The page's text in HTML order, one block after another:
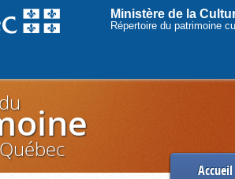
Ministère de la
Répertoire du patrimoine
Accueil